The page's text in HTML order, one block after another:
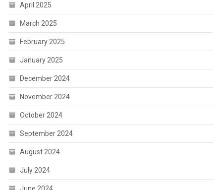
April 2025
March 2025
February 2025
January 2025
December 2024
November 2024
October 2024
September 2024
August 2024
July 2024
June 2024